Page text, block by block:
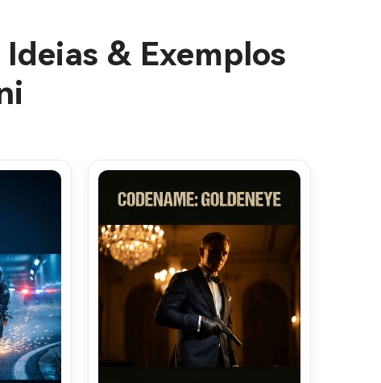
& Exemplos